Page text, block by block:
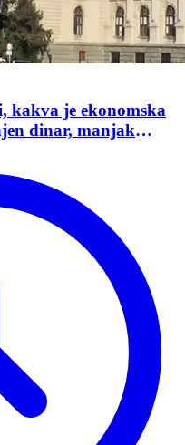
kakva je ekonomska
dinar, manjak